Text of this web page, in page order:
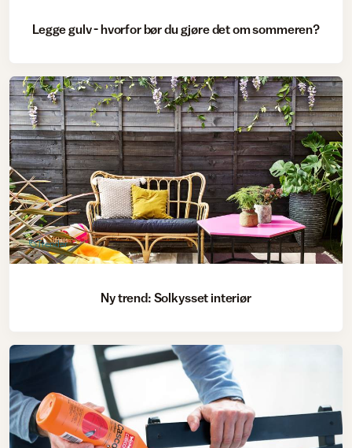
Legge gulv - hvorfor bør du gjøre det om sommeren?
Trender
Ny trend: Solkysset interiør